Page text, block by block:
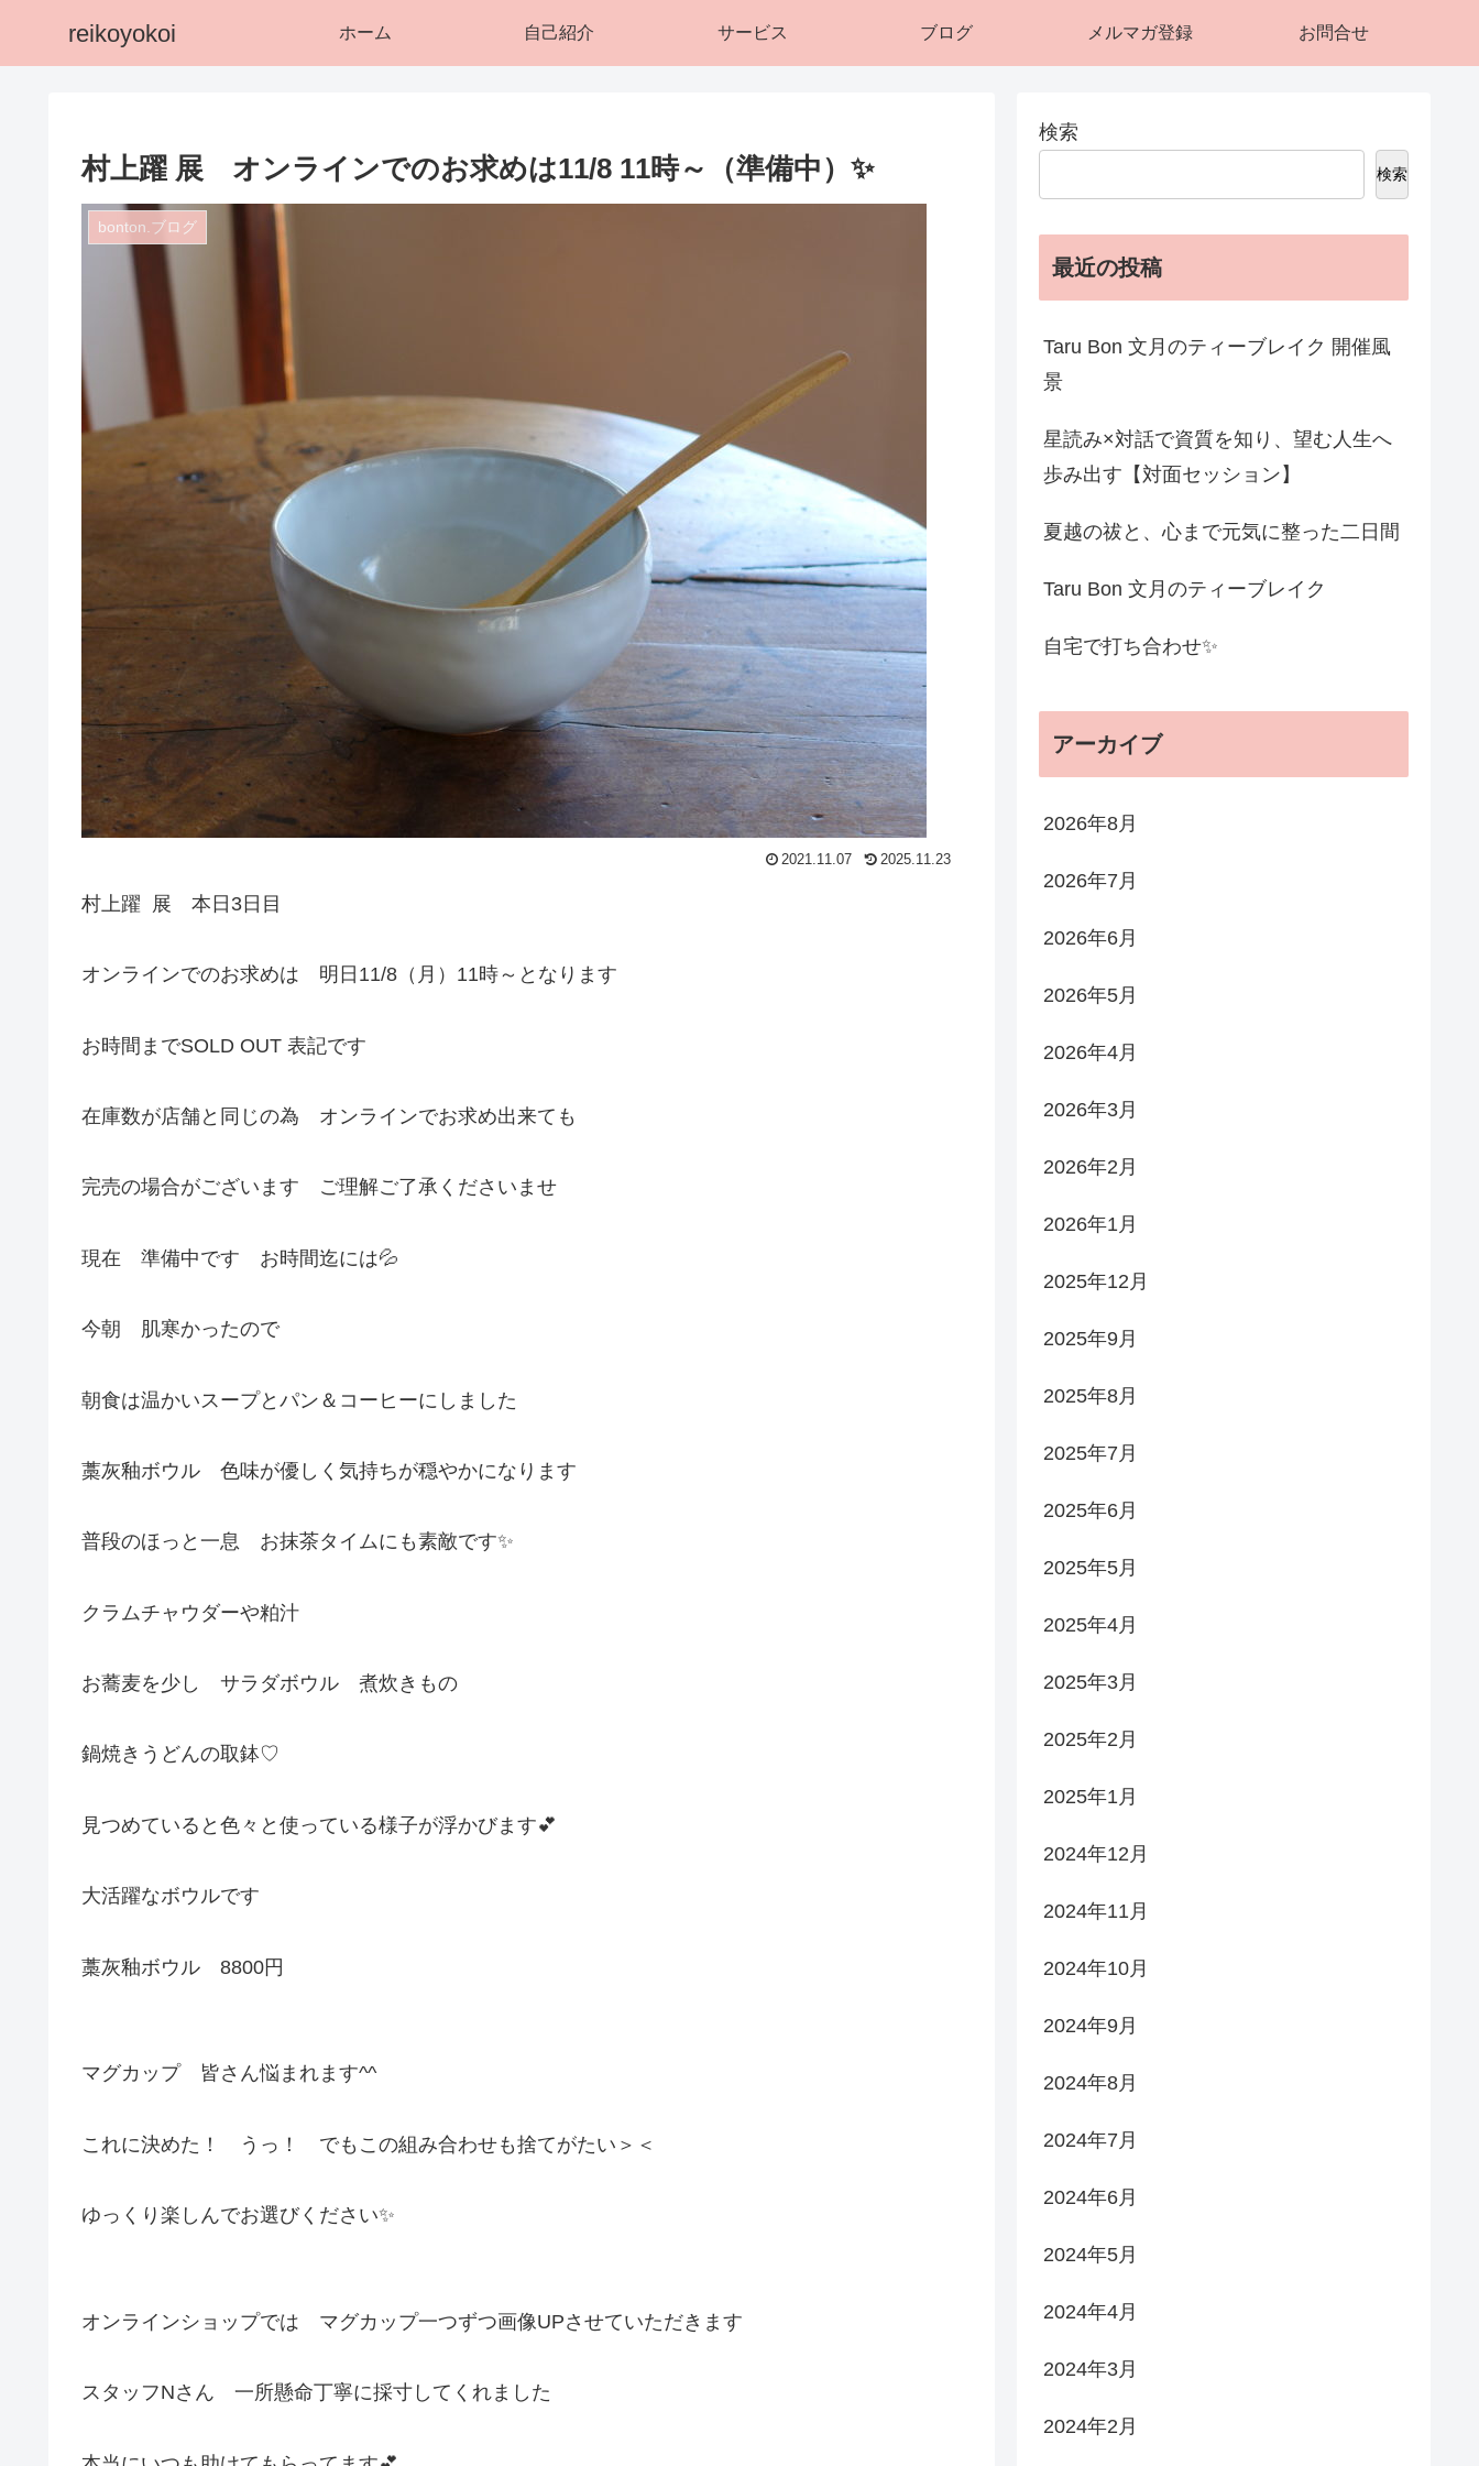
reikoyokoi ホーム 自己紹介 サービス ブログ メルマガ登録 お問合せ
村上躍 展 オンラインでのお求めは11/8 11時～（準備中）✨
bonton.ブログ
2021.11.07 2025.11.23
村上躍 展 本日3日目
オンラインでのお求めは 明日11/8（月）11時～となります
お時間までSOLD OUT 表記です
在庫数が店舗と同じの為 オンラインでお求め出来ても
完売の場合がございます ご理解ご了承くださいませ
現在 準備中です お時間迄には💦
今朝 肌寒かったので
朝食は温かいスープとパン＆コーヒーにしました
藁灰釉ボウル 色味が優しく気持ちが穏やかになります
普段のほっと一息 お抹茶タイムにも素敵です✨
クラムチャウダーや粕汁
お蕎麦を少し サラダボウル 煮炊きもの
鍋焼きうどんの取鉢♡
見つめていると色々と使っている様子が浮かびます💕
大活躍なボウルです
藁灰釉ボウル 8800円
マグカップ 皆さん悩まれます^^
これに決めた！ うっ！ でもこの組み合わせも捨てがたい＞＜
ゆっくり楽しんでお選びください✨
オンラインショップでは マグカップ一つずつ画像UPさせていただきます
スタッフNさん 一所懸命丁寧に採寸してくれました
検索
検索
最近の投稿
Taru Bon 文月のティーブレイク 開催風
景
星読み×対話で資質を知り、望む人生へ
歩み出す【対面セッション】
夏越の祓と、心まで元気に整った二日間
Taru Bon 文月のティーブレイク
自宅で打ち合わせ✨
アーカイブ
2026年8月
2026年7月
2026年6月
2026年5月
2026年4月
2026年3月
2026年2月
2026年1月
2025年12月
2025年9月
2025年8月
2025年7月
2025年6月
2025年5月
2025年4月
2025年3月
2025年2月
2025年1月
2024年12月
2024年11月
2024年10月
2024年9月
2024年8月
2024年7月
2024年6月
2024年5月
2024年4月
2024年3月
2024年2月